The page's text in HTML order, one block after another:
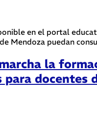
en el portal
Mendoza puedan
la
docentes